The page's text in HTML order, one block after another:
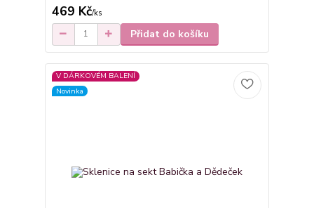
469 Kč/ks
Přidat do košíku
V DÁRKOVÉM BALENÍ
Novinka